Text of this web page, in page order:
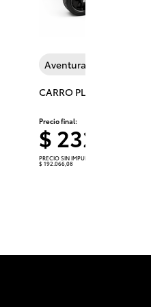
Aventura y Viaje
CARRO PLEGABLE GR
Precio final:
$
PRECIO SIN IMPUESTOS NACIONALES:
$ 192.066,08